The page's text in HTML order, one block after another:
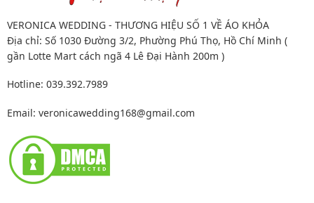
VERONICA WEDDING - THƯƠNG HIỆU SỐ 1 VỀ ÁO KHỎA
Địa chỉ: Số 1030 Đường 3/2, Phường Phú Thọ, Hồ Chí Minh (
gần Lotte Mart cách ngã 4 Lê Đại Hành 200m )
Hotline: 039.392.7989
Email: veronicawedding168@gmail.com